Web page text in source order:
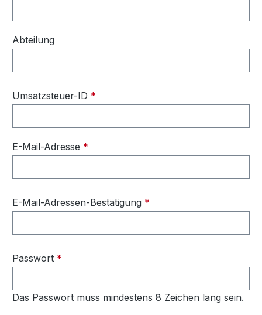
Abteilung
Umsatzsteuer-ID *
E-Mail-Adresse *
E-Mail-Adressen-Bestätigung *
Passwort *
Das Passwort muss mindestens 8 Zeichen lang sein.